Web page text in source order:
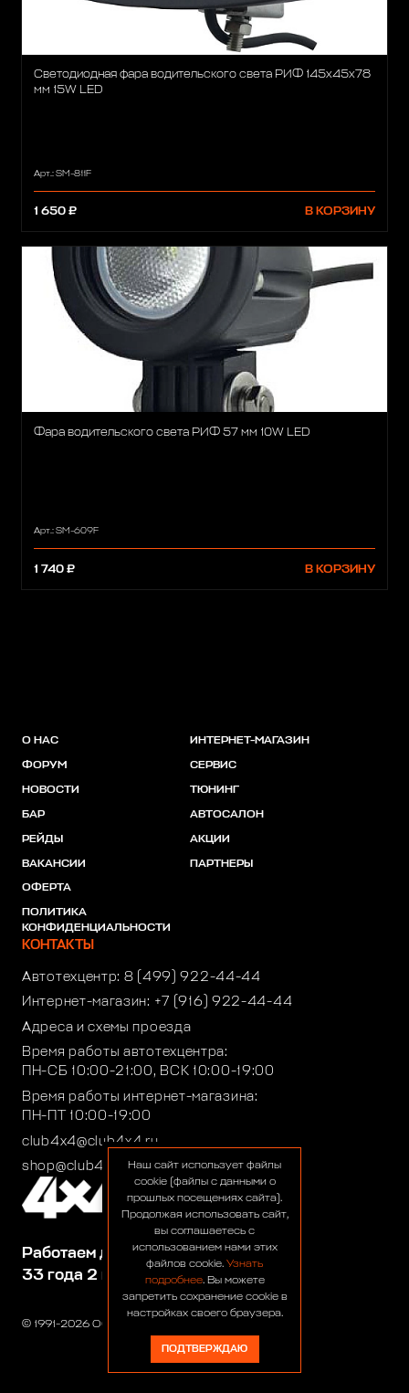
Светодиодная фара водительского света РИФ 145х45х78
мм 15W LED
Арт.: SM-811F
1 650 ₽ В КОРЗИНУ
Фара водительского света РИФ 57 мм 10W LED
Арт.: SM-609F
1 740 ₽ В КОРЗИНУ
© 1991-2026 ООО «Сервис 4х4»
Работаем для вас:
33 года 2 месяца 24 дня
О НАС
ФОРУМ
НОВОСТИ
БАР
РЕЙДЫ
ВАКАНСИИ
ОФЕРТА
ПОЛИТИКА
КОНФИДЕНЦИАЛЬНОСТИ
ИНТЕРНЕТ-МАГАЗИН
СЕРВИС
ТЮНИНГ
АВТОСАЛОН
АКЦИИ
ПАРТНЕРЫ
КОНТАКТЫ
Автотехцентр: 8 (499) 922-44-44
Интернет-магазин: +7 (916) 922-44-44
Адреса и схемы проезда
Время работы автотехцентра:
ПН-СБ 10:00-21:00, ВСК 10:00-19:00
Время работы интернет-магазина:
ПН-ПТ 10:00-19:00
club4x4@club4x4.ru
shop@club4x4.ruНаш сайт использует файлы
cookie (файлы с данными о
прошлых посещениях сайта).
Продолжая использовать сайт,
вы соглашаетесь с
использованием нами этих
файлов cookie. Узнать
подробнее. Вы можете
запретить сохранение cookie в
настройках своего браузера.
ПОДТВЕРЖДАЮ